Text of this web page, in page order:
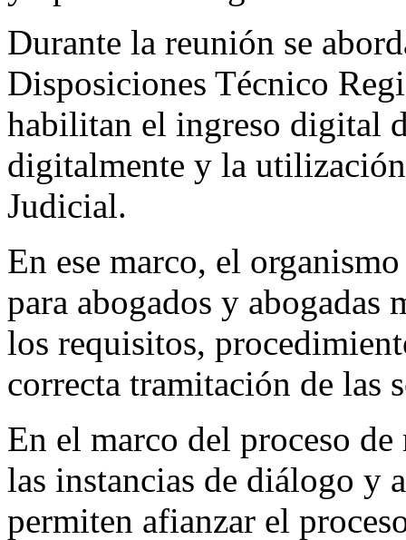
Durante la reunión se
Disposiciones Técnico
habilitan el ingreso digital
digitalmente y la
Judicial.
En ese marco, el
para abogados y abogadas
los requisitos,
correcta tramitación de las
En el marco del proceso
las instancias de diálogo y
permiten afianzar el